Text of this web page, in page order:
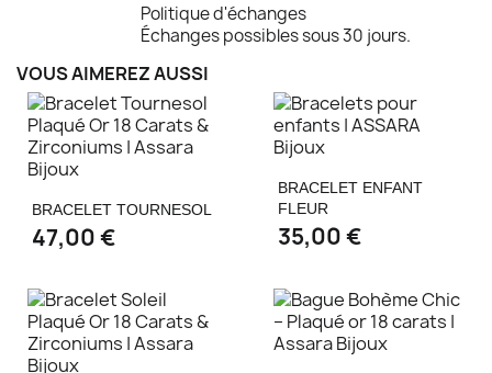
Politique d'échanges
Échanges possibles sous 30 jours.
VOUS AIMEREZ AUSSI
BRACELET TOURNESOL
47,00 €
BRACELET ENFANT
FLEUR
35,00 €